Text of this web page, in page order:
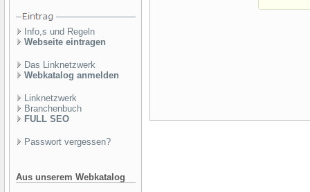
Info,s und Regeln
Webseite eintragen
Das Linknetzwerk
Webkatalog anmelden
Linknetzwerk
Branchenbuch
FULL SEO
Passwort vergessen?
Aus unserem Webkatalog